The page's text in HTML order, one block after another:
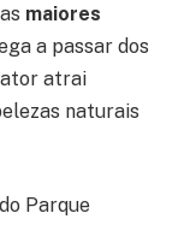
maiores
a passar dos
atrai
naturais
Parque